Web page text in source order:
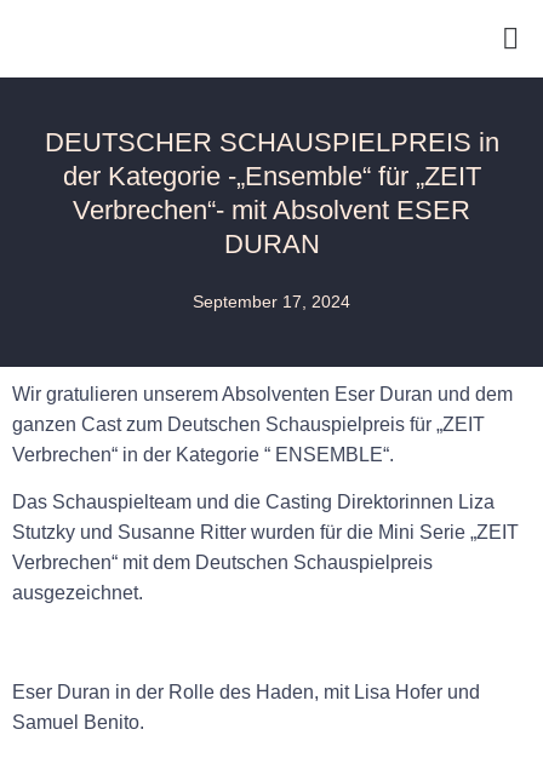
DEUTSCHER SCHAUSPIELPREIS in
der Kategorie -„Ensemble“ für „ZEIT
Verbrechen“- mit Absolvent ESER
DURAN
September 17, 2024
Wir gratulieren unserem Absolventen Eser Duran und dem
ganzen Cast zum Deutschen Schauspielpreis für „ZEIT
Verbrechen“ in der Kategorie “ ENSEMBLE“.
Das Schauspielteam und die Casting Direktorinnen Liza
Stutzky und Susanne Ritter wurden für die Mini Serie „ZEIT
Verbrechen“ mit dem Deutschen Schauspielpreis
ausgezeichnet.
Eser Duran in der Rolle des Haden, mit Lisa Hofer und
Samuel Benito.